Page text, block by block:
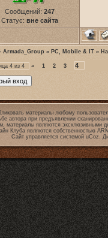
Сообщений: 247
Статус: вне сайта
Armada_Group » PC, Mobile & IT »
4 из 4 « 1 2 3 4
материалы любому
автора при предъявлении
материалы являются эксклюзивными
Клуба являются собственностью
Сайт управляется системой uCoz.